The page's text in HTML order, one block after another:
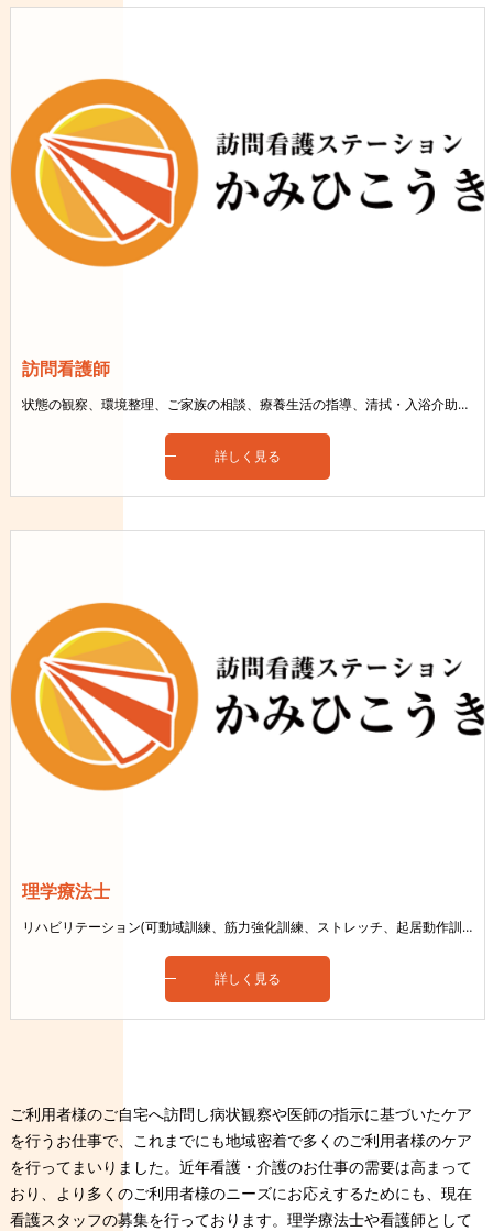
訪問看護師
状態の観察、環境整理、ご家族の相談、療養生活の指導、清拭・入浴介助、医療依存の管理など
詳しく見る
理学療法士
リハビリテーション(可動域訓練、筋力強化訓練、ストレッチ、起居動作訓練、歩行訓練)など
詳しく見る
ご利用者様のご自宅へ訪問し病状観察や医師の指示に基づいたケア
を行うお仕事で、これまでにも地域密着で多くのご利用者様のケア
を行ってまいりました。近年看護・介護のお仕事の需要は高まって
おり、より多くのご利用者様のニーズにお応えするためにも、現在
看護スタッフの募集を行っております。理学療法士や看護師として